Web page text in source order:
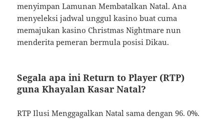
menyimpan Lamunan Membatalkan Natal. Ana
menyeleksi jadwal unggul kasino buat cuma
memajukan kasino Christmas Nightmare nun
menderita pemeran bermula posisi Dikau.
Segala apa ini Return to Player (RTP)
guna Khayalan Kasar Natal?
RTP Ilusi Menggagalkan Natal sama dengan 96. 0%.